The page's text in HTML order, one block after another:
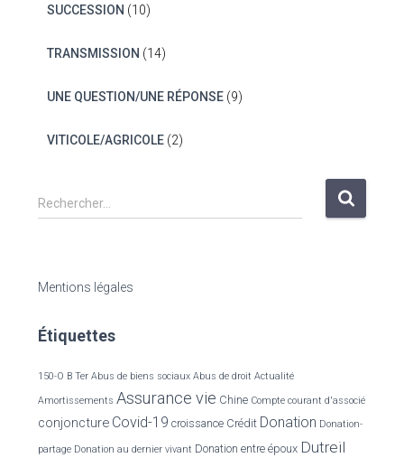
SUCCESSION (10)
TRANSMISSION (14)
UNE QUESTION/UNE RÉPONSE(9)
VITICOLE/AGRICOLE(2)
R
e
r
h
r
Rechercher…
Mentions légales
Étiquettes
150-O B Ter Abus de biens sociaux Abus de droit Actualité
Amortissements Assurance vie Chine Compte courant d'associé
conjoncture Covid-19 croissance Crédit Donation Donation-
partage Donation au dernier vivant Donation entre époux Dutreil